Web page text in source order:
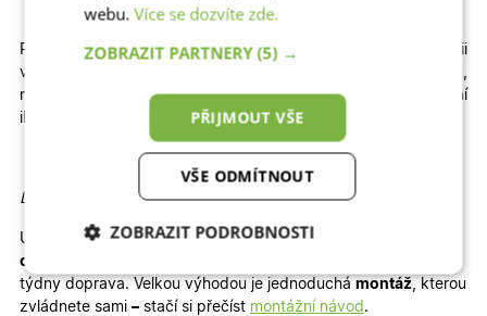
Pokud na dveře spěcháte, navštivte naši kategorii
vchodové
plastové dveře se zrychlenou výrobou,
nebo vchodové
Skladovéplastové dveře, které jsou k dodání
ihned
Detailní informace:
U vybrané konfigurace okamžitě vidíte konečnou
ceny
týdny doprava. Velkou výhodou je jednoduchá montáž, kterou
zvládnete sami – stačí si přečíst montážní návod .
webu.Více se dozvíte zde.
ZOBRAZIT PARTNERY(5) →
PŘIJMOUT VŠE
VŠE ODMÍTNOUT
ZOBRAZIT PODROBNOSTI
Nezbytně nutné
cookies
Analytické
cookies